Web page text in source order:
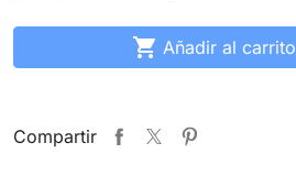
 Añadir al carrito
Compartir